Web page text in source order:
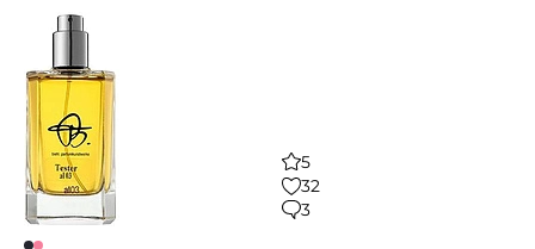
5
32
3